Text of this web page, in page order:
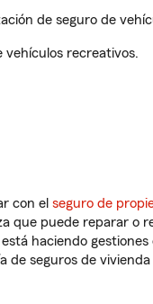
de seguro de
vehículos recreativos.
con el seguro de
que puede reparar o
haciendo
de seguros de